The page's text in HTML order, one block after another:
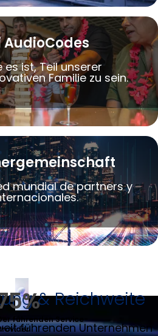
AudioCodes
es ist, Teil unserer
Familie zu sein.
mundial de partners y
& Reichweite
führenden Unternehmen
führenden Service-